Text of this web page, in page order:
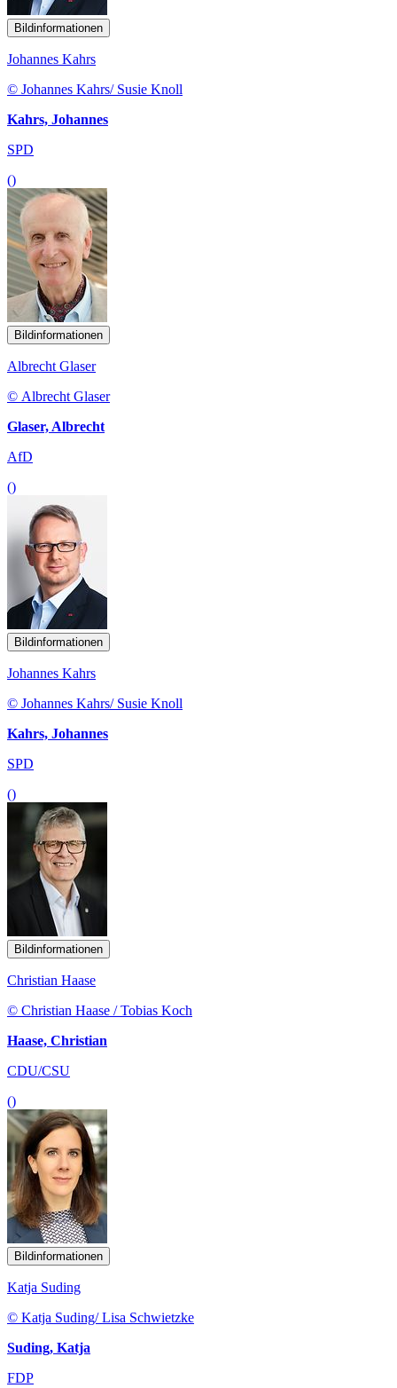
Bildinformationen
Johannes Kahrs
© Johannes Kahrs/ Susie Knoll
Kahrs, Johannes
SPD
()
Bildinformationen
Albrecht Glaser
© Albrecht Glaser
Glaser, Albrecht
AfD
()
Bildinformationen
Johannes Kahrs
© Johannes Kahrs/ Susie Knoll
Kahrs, Johannes
SPD
()
Bildinformationen
Christian Haase
© Christian Haase / Tobias Koch
Haase, Christian
CDU/CSU
()
Bildinformationen
Katja Suding
© Katja Suding/ Lisa Schwietzke
Suding, Katja
FDP